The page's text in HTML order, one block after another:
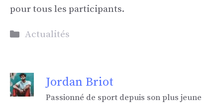
pour tous les participants.
Catégories
Actualités
Jordan Briot
Passionné de sport depuis son plus jeune